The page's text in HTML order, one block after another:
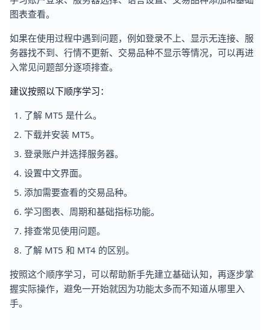
图表查看。
如果在使用过程中遇到问题，例如登录不上、显示无连接、服
务器找不到、行情不更新、交易品种不显示等情况，可以再进
入常见问题部分逐项排查。
建议按照以下顺序学习：
了解 MT5 是什么。
下载并安装 MT5。
登录账户并选择服务器。
设置中文界面。
添加需要查看的交易品种。
学习图表、周期和基础指标功能。
排查常见使用问题。
了解 MT5 和 MT4 的区别。
按照这个顺序学习，可以帮助新手先建立基础认知，再逐步掌
握实际操作，避免一开始就因为功能太多而不知道从哪里入
手。